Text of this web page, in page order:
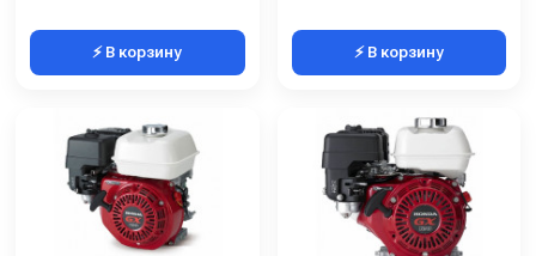
⚡ В корзину ⚡ В корзину